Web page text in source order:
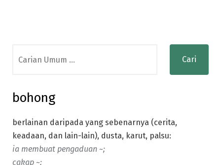
for:
bohong
berlainan daripada yang sebenarnya (cerita,
keadaan, dan lain-lain), dusta, karut, palsu:
ia membuat pengaduan ~;
cakap ~;